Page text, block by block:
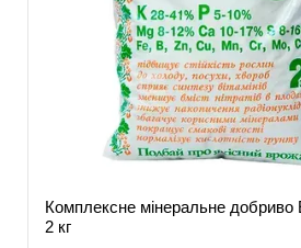
Комплексне мінеральне добриво
2 кг